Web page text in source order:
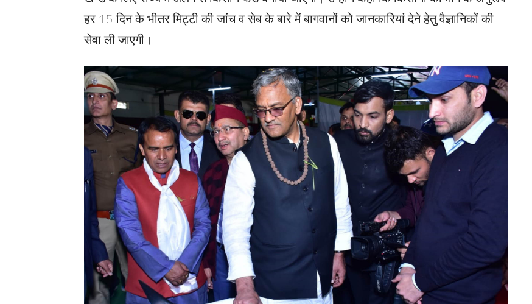
हर 15 दिन के भीतर मिट्टी की जांच व सेब के बारे में बागवानों को जानकारियां देने हेतु वैज्ञानिकों की
सेवा ली जाएगी।